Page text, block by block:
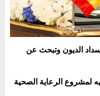
سداد الديون وتبحث عن